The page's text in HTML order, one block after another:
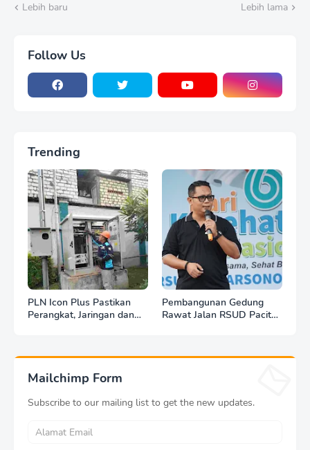
Ketahanan Pangan
Lebih baru Lebih lama
Follow Us
Trending
PLN Icon Plus Pastikan
Perangkat, Jaringan dan
Pembangunan Gedung
Rawat Jalan RSUD Pacitan
Mailchimp Form
Subscribe to our mailing list to get the new updates.